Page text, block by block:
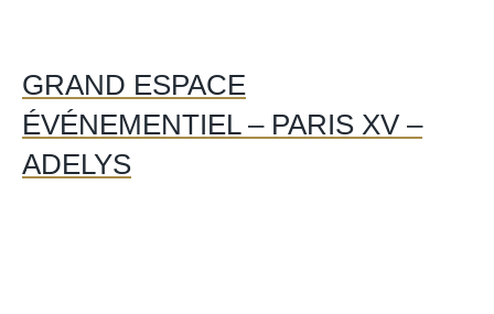
GRAND ESPACE
ÉVÉNEMENTIEL – PARIS XV –
ADELYS